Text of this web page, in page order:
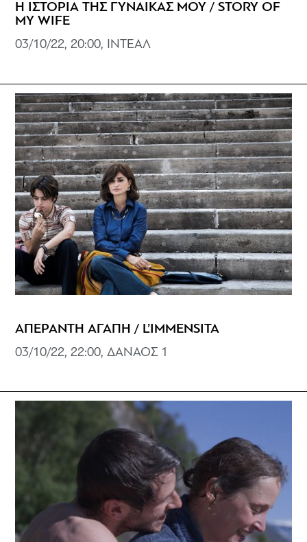
Η ΙΣΤΟΡΙΑ ΤΗΣ ΓΥΝΑΙΚΑΣ ΜΟΥ / STORY OF
MY WIFE
03/10/22, 20:00, ΙΝΤΕΑΛ
ΑΠΕΡΑΝΤΗ ΑΓΑΠΗ / L’IMMENSITA
03/10/22, 22:00, ΔΑΝΑΟΣ 1